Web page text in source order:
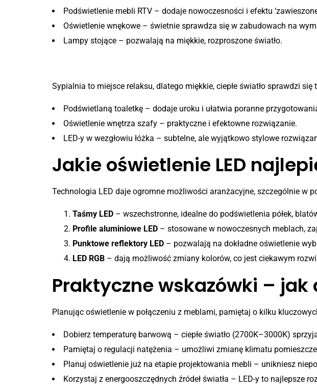
Podświetlenie mebli RTV – dodaje nowoczesności i efektu
Oświetlenie wnękowe – świetnie sprawdza się w zabudowach na
Lampy stojące – pozwalają na miękkie, rozproszone światło.
Sypialnia to miejsce relaksu, dlatego miękkie, ciepłe światło sprawdzi się
Podświetlaną toaletkę – dodaje uroku i ułatwia poranne
Oświetlenie wnętrza szafy – praktyczne i efektowne rozwiązanie.
LED-y w wezgłowiu łóżka – subtelne, ale wyjątkowo stylowe
Jakie oświetlenie LED
Technologia LED daje ogromne możliwości aranżacyjne, szczególnie w
Taśmy LED – wszechstronne, idealne do podświetlenia półek,
Profile aluminiowe LED – stosowane w nowoczesnych meblach,
Punktowe reflektory LED – pozwalają na dokładne oświetlenie
LED RGB – dają możliwość zmiany kolorów, co jest ciekawym
Praktyczne wskazówki –
Planując oświetlenie w połączeniu z meblami, pamiętaj o kilku
Dobierz temperaturę barwową – ciepłe światło (2700K–3000K)
Pamiętaj o regulacji natężenia – umożliwi zmianę klimatu
Planuj oświetlenie już na etapie projektowania mebli – unikniesz
Korzystaj z energooszczędnych źródeł światła – LED-y to najlepsze